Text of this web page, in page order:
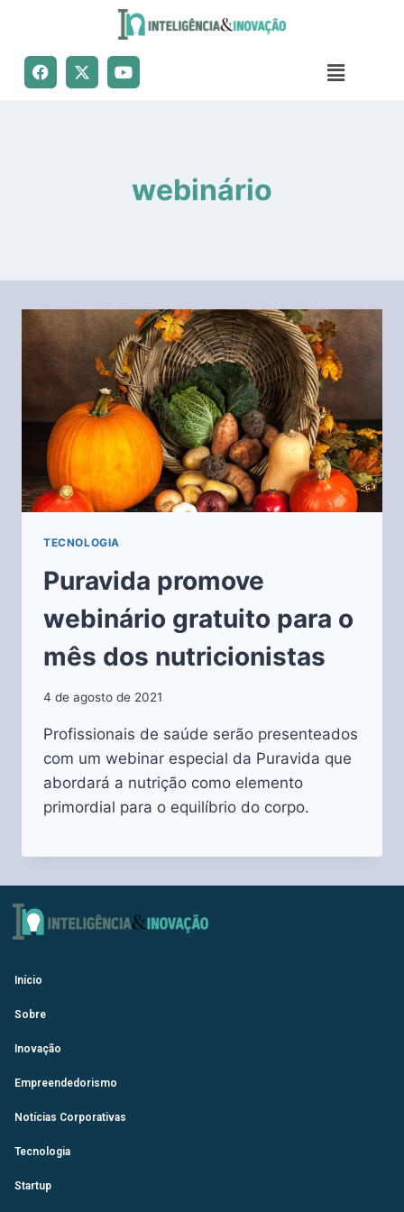
webinário
TECNOLOGIA
Puravida promove
webinário gratuito para o
mês dos nutricionistas
4 de agosto de 2021
Profissionais de saúde serão presenteados
com um webinar especial da Puravida que
abordará a nutrição como elemento
primordial para o equilíbrio do corpo.
Início
Sobre
Inovação
Empreendedorismo
Notícias Corporativas
Tecnologia
Startup